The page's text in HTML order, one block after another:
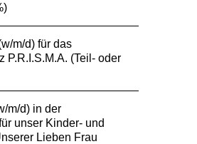
m/d) für das
P.R.I.S.M.A. (Teil- oder
m/d) in der
unser Kinder- und
Lieben Frau